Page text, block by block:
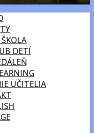
DETÍ
UČITELIA